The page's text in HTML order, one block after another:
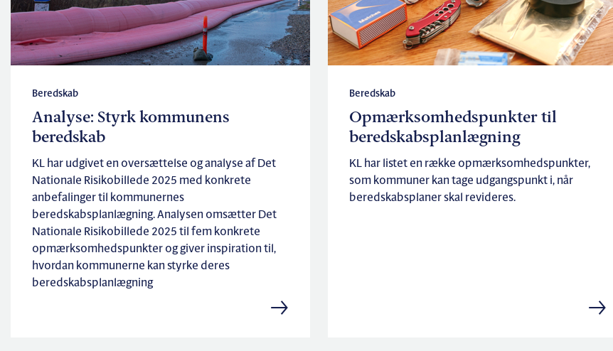
Beredskab
Analyse: Styrk kommunens
beredskab
KL har udgivet en oversættelse og analyse af Det
Nationale Risikobillede 2025 med konkrete
anbefalinger til kommunernes
beredskabsplanlægning. Analysen omsætter Det
Nationale Risikobillede 2025 til fem konkrete
opmærksomhedspunkter og giver inspiration til,
hvordan kommunerne kan styrke deres
beredskabsplanlægning
Beredskab
Opmærksomhedspunkter til
beredskabsplanlægning
KL har listet en række opmærksomhedspunkter,
som kommuner kan tage udgangspunkt i, når
beredskabsplaner skal revideres.